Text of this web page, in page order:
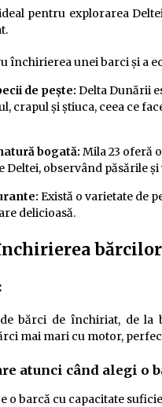
pentru explorarea
închirierea unei barci și a
de pește: Delta Dunării
crapul și știuca, ceea ce
bogată: Mila 23 oferă
observând păsările
Există o varietate de
delicioasă.
bărci de închiriat, de
mai mari cu motor,
atunci când alegi o
o barcă cu capacitate